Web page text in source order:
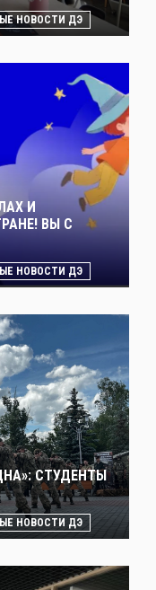
НОВОСТИ ДЭ
И
ВЫ С
НОВОСТИ ДЭ
СТУДЕНТЫ
НОВОСТИ ДЭ